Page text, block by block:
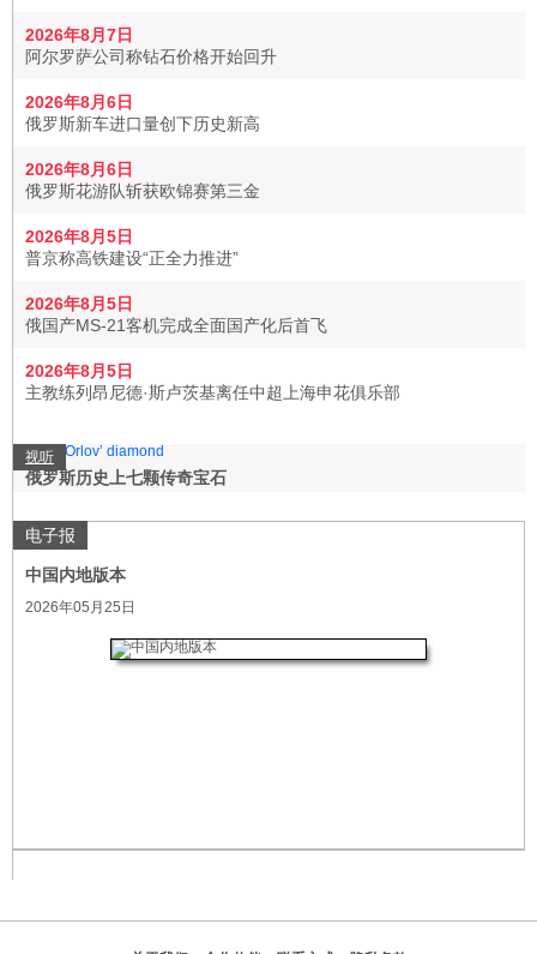
2026年8月7日
阿尔罗萨公司称钻石价格开始回升
2026年8月6日
俄罗斯新车进口量创下历史新高
2026年8月6日
俄罗斯花游队斩获欧锦赛第三金
2026年8月5日
普京称高铁建设“正全力推进”
2026年8月5日
俄国产MS-21客机完成全面国产化后首飞
2026年8月5日
主教练列昂尼德·斯卢茨基离任中超上海申花俱乐部
视听
俄罗斯历史上七颗传奇宝石
电子报
中国内地版本
2026年05月25日